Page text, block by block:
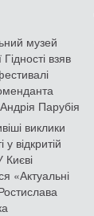
музей
взяв
Парубія
виклики
у відкритій
Києві
«Актуальні